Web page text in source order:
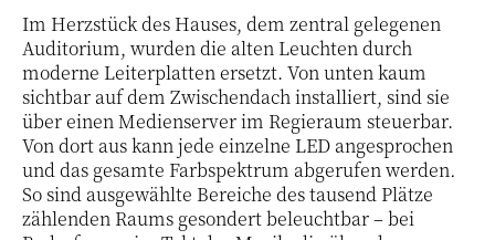
Im Herzstück des Hauses, dem zentral gelegenen
Auditorium, wurden die alten Leuchten durch
moderne Leiterplatten ersetzt. Von unten kaum
sichtbar auf dem Zwischendach installiert, sind sie
über einen Medienserver im Regieraum steuerbar.
Von dort aus kann jede einzelne LED angesprochen
und das gesamte Farbspektrum abgerufen werden.
So sind ausgewählte Bereiche des tausend Plätze
zählenden Raums gesondert beleuchtbar – bei